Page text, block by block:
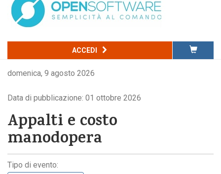
ACCEDI
domenica, 9 agosto 2026
Data di pubblicazione: 01 ottobre 2026
Appalti e costo
manodopera
Tipo di evento: